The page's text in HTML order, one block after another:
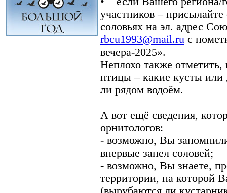
участников –
соловьях на эл. адрес
rbcu1993@mail.ru с
вечера-2025».
Неплохо также
птицы – какие кусты или
ли рядом водоём.
А вот ещё сведения,
орнитологов:
- возможно, Вы
впервые запел соловей;
- возможно, Вы знаете,
территории, на которой